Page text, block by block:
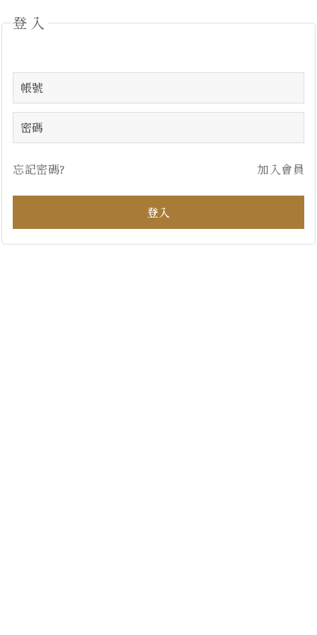
登入
忘記密碼? 加入會員